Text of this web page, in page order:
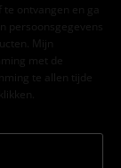
ontvangen en ga
Mijn
met de
te allen tijde